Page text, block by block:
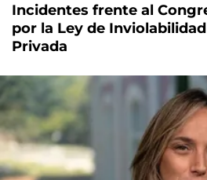
Incidentes frente al
por la Ley de
Privada